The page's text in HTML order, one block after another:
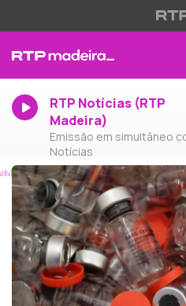
RTP Notícias (RTP
Madeira)
Emissão em simultâneo
Notícias